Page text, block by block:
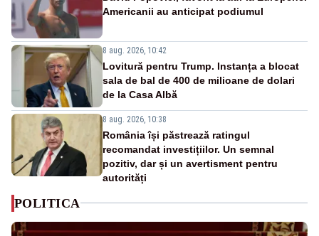
Americanii au anticipat podiumul
8 aug. 2026, 10:42
Lovitură pentru Trump. Instanța a blocat
sala de bal de 400 de milioane de dolari
de la Casa Albă
8 aug. 2026, 10:38
România își păstrează ratingul
recomandat investițiilor. Un semnal
pozitiv, dar și un avertisment pentru
autorități
POLITICA